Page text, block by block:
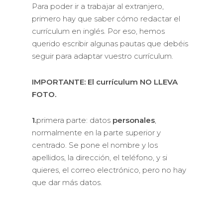
Para poder ir a trabajar al extranjero,
primero hay que saber cómo redactar el
currículum en inglés. Por eso, hemos
querido escribir algunas pautas que debéis
seguir para adaptar vuestro currículum.
IMPORTANTE: El currículum NO LLEVA
FOTO.
1.primera parte: datos personales,
normalmente en la parte superior y
centrado. Se pone el nombre y los
apellidos, la dirección, el teléfono, y si
quieres, el correo electrónico, pero no hay
que dar más datos.